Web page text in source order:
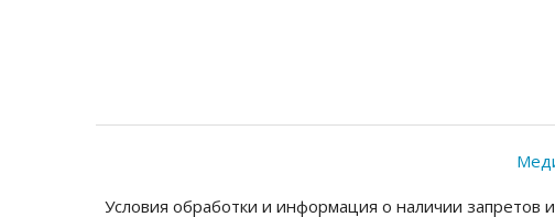
Условия обработки и информация о наличии запретов